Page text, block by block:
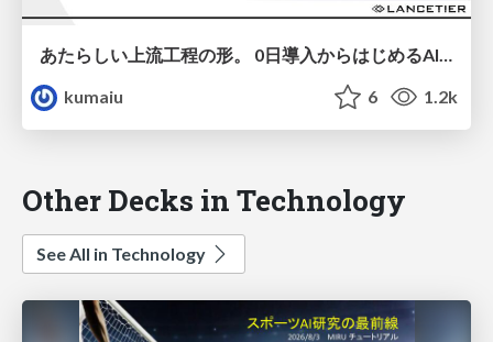
kumaiu
6 1.2k
Other Decks in Technology
See All in Technology